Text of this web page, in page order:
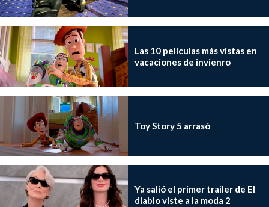
Las 10 películas más vistas en
vacaciones de invienro
Toy Story 5 arrasó
Ya salió el primer trailer de El
diablo viste a la moda 2